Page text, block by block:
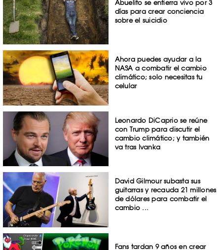
Abuelito se entierra vivo por 3
días para crear conciencia
sobre el suicidio
Ahora puedes ayudar a la
NASA a combatir el cambio
climático; solo necesitas tu
celular
Leonardo DiCaprio se reúne
con Trump para discutir el
cambio climático; y también
va tras Ivanka
David Gilmour subasta sus
guitarras y recauda 21 millones
de dólares para combatir el
cambio ...
Fans tardan 9 años en crear